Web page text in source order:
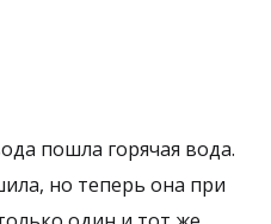
пошла горячая вода.
но теперь она при